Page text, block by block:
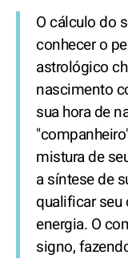
O cálculo do
conhecer o
astrológico
nascimento
sua hora de
mistura de
a síntese de
qualificar seu
energia. O
signo,